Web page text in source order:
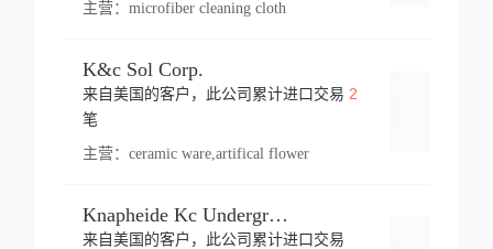
主营： microfiber cleaning cloth
K&c Sol Corp.
来自美国的客户，此公司累计进口交易 2
笔
主营： ceramic ware,artifical flower
Knapheide Kc Underground
来自美国的客户，此公司累计进口交易